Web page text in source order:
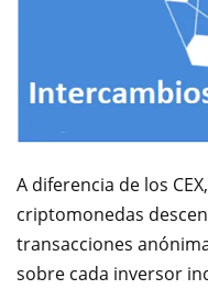
A diferencia de los
criptomonedas
transacciones
sobre cada inversor